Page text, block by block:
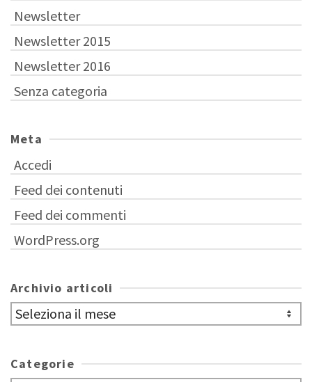
Newsletter
Newsletter 2015
Newsletter 2016
Senza categoria
Meta
Accedi
Feed dei contenuti
Feed dei commenti
WordPress.org
Archivio articoli
Archivio
articoli
Categorie